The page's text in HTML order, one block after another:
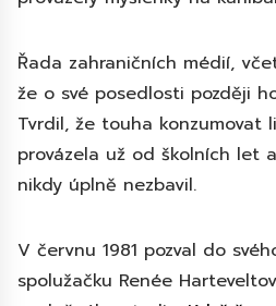
Řada zahraničních médií,
že o své posedlosti později
Tvrdil, že touha konzumovat
provázela už od školních let
nikdy úplně nezbavil.
V červnu 1981 pozval do
spolužačku Renée